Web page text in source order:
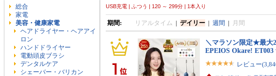
USB充電 | ふつう | 120 ～ 299分 | 1本入り
期間: リアルタイム | デイリー| 週間 | 月間
＼マラソン限定★最大
EPEIOS Okare!
レビュー
総合
家電
美容・健康家電
ヘアドライヤー・ヘアアイ
ロン
ハンドドライヤー
電動頭皮ブラシ
デンタルケア
シェーバー・バリカン